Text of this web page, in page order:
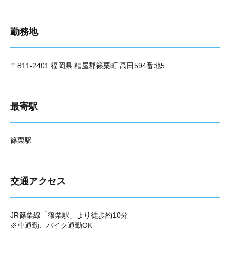
勤務地
〒811-2401 福岡県 糟屋郡篠栗町 高田594番地5
最寄駅
篠栗駅
交通アクセス
JR篠栗線「篠栗駅」より徒歩約10分
※車通勤、バイク通勤OK